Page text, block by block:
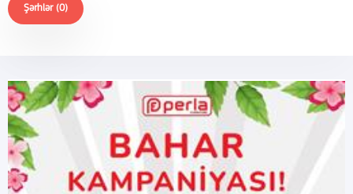
Şərhlər (0)